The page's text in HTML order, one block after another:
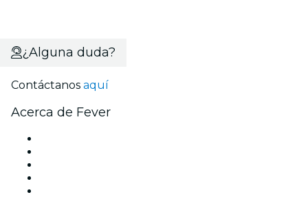
¿Alguna duda?
Contáctanos aquí
Acerca de Fever